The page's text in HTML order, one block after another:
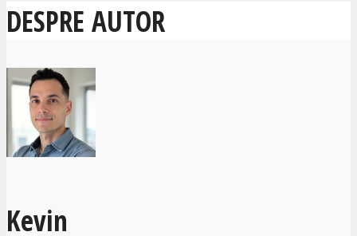
DESPRE AUTOR
Kevin